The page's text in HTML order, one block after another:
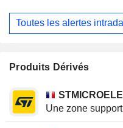
Toutes les alertes
Produits Dérivés
Une zone